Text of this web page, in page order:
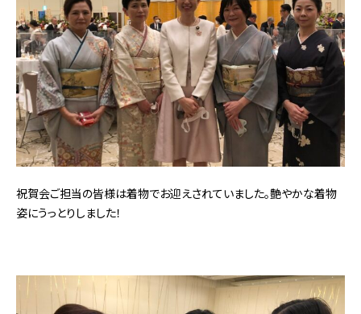
祝賀会ご担当の皆様は着物でお迎えされていました。艶やかな着物
姿にうっとりしました！